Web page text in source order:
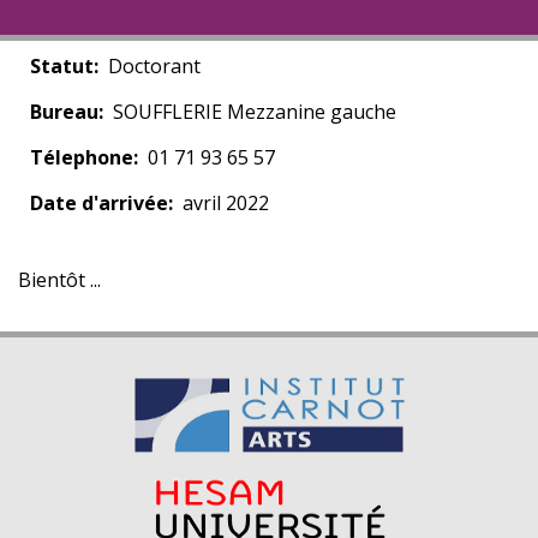
Statut
Doctorant
Bureau SOUFFLERIE Mezzanine gauche
Télephone 01 71 93 65 57
Date d'arrivée avril 2022
Bientôt ...